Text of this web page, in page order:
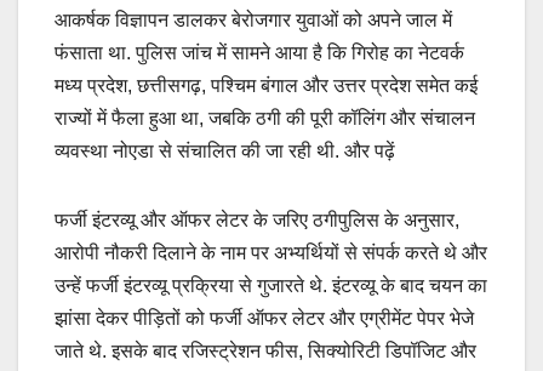
आकर्षक विज्ञापन डालकर बेरोजगार युवाओं को अपने जाल में
फंसाता था. पुलिस जांच में सामने आया है कि गिरोह का नेटवर्क
मध्य प्रदेश, छत्तीसगढ़, पश्चिम बंगाल और उत्तर प्रदेश समेत कई
राज्यों में फैला हुआ था, जबकि ठगी की पूरी कॉलिंग और संचालन
व्यवस्था नोएडा से संचालित की जा रही थी. और पढ़ें
फर्जी इंटरव्यू और ऑफर लेटर के जरिए ठगीपुलिस के अनुसार,
आरोपी नौकरी दिलाने के नाम पर अभ्यर्थियों से संपर्क करते थे और
उन्हें फर्जी इंटरव्यू प्रक्रिया से गुजारते थे. इंटरव्यू के बाद चयन का
झांसा देकर पीड़ितों को फर्जी ऑफर लेटर और एग्रीमेंट पेपर भेजे
जाते थे. इसके बाद रजिस्ट्रेशन फीस, सिक्योरिटी डिपॉजिट और